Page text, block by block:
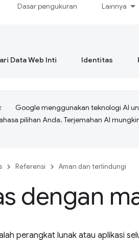
Dasar pengukuran Lainnya
Data Web Inti Identitas
Google menggunakan teknologi AI
pilihan Anda. Terjemahan AI
Referensi Aman dan terlindungi
dengan
perangkat lunak atau aplikasi